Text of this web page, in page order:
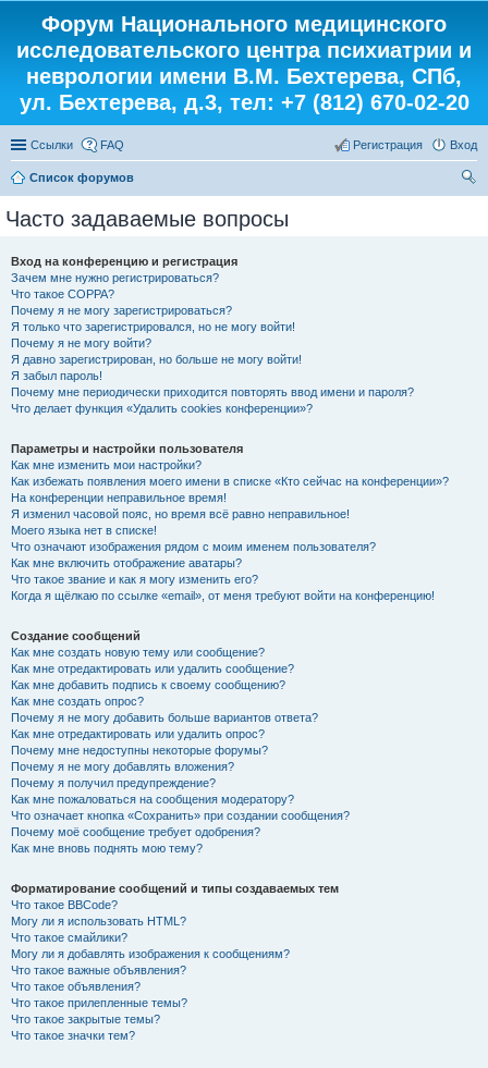
Форум Национального медицинского
исследовательского центра психиатрии и
неврологии имени В.М. Бехтерева, СПб,
ул. Бехтерева, д.3, тел: +7 (812) 670-02-20
Ссылки FAQ Вход
Регистрация
Список форумов
Часто задаваемые вопросы
Вход на конференцию и регистрация
Зачем мне нужно регистрироваться?
Что такое COPPA?
Почему я не могу зарегистрироваться?
Я только что зарегистрировался, но не могу войти!
Почему я не могу войти?
Я давно зарегистрирован, но больше не могу войти!
Я забыл пароль!
Почему мне периодически приходится повторять ввод имени и пароля?
Что делает функция «Удалить cookies конференции»?
Параметры и настройки пользователя
Как мне изменить мои настройки?
Как избежать появления моего имени в списке «Кто сейчас на конференции»?
На конференции неправильное время!
Я изменил часовой пояс, но время всё равно неправильное!
Моего языка нет в списке!
Что означают изображения рядом с моим именем пользователя?
Как мне включить отображение аватары?
Что такое звание и как я могу изменить его?
Когда я щёлкаю по ссылке «email», от меня требуют войти на конференцию!
Создание сообщений
Как мне создать новую тему или сообщение?
Как мне отредактировать или удалить сообщение?
Как мне добавить подпись к своему сообщению?
Как мне создать опрос?
Почему я не могу добавить больше вариантов ответа?
Как мне отредактировать или удалить опрос?
Почему мне недоступны некоторые форумы?
Почему я не могу добавлять вложения?
Почему я получил предупреждение?
Как мне пожаловаться на сообщения модератору?
Что означает кнопка «Сохранить» при создании сообщения?
Почему моё сообщение требует одобрения?
Как мне вновь поднять мою тему?
Форматирование сообщений и типы создаваемых тем
Что такое BBCode?
Могу ли я использовать HTML?
Что такое смайлики?
Могу ли я добавлять изображения к сообщениям?
Что такое важные объявления?
Что такое объявления?
Что такое прилепленные темы?
Что такое закрытые темы?
Что такое значки тем?